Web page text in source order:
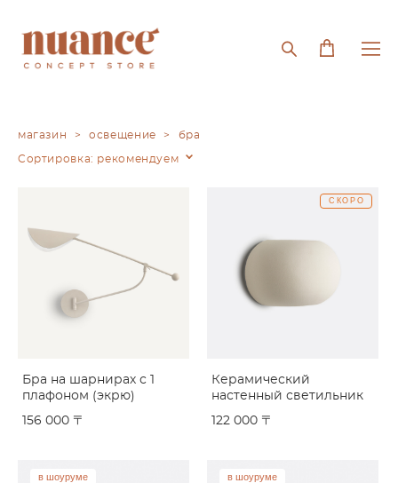
магазин > освещение > бра
Сортировка: рекомендуем
Бра на шарнирах с 1
плафоном (экрю)
156 000 〒
СКОРО
Керамический
настенный светильник
122 000 〒
в шоуруме в шоуруме